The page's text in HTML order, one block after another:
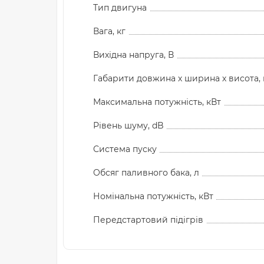
Тип двигуна
Вага, кг
Вихідна напруга, В
Габарити довжина х ширина х
Максимальна потужність, кВт
Рівень шуму, dB
Система пуску
Обсяг паливного бака, л
Номінальна потужність, кВт
Передстартовий підігрів